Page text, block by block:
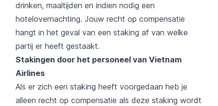
drinken, maaltijden en indien nodig een
hotelovernachting. Jouw recht op compensatie
hangt in het geval van een staking af van welke
partij er heeft gestaakt.
Stakingen door het personeel van Vietnam
Airlines
Als er zich een staking heeft voorgedaan heb je
alleen recht op compensatie als deze staking wordt